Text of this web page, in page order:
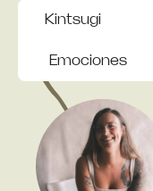
Kintsugi
Emociones